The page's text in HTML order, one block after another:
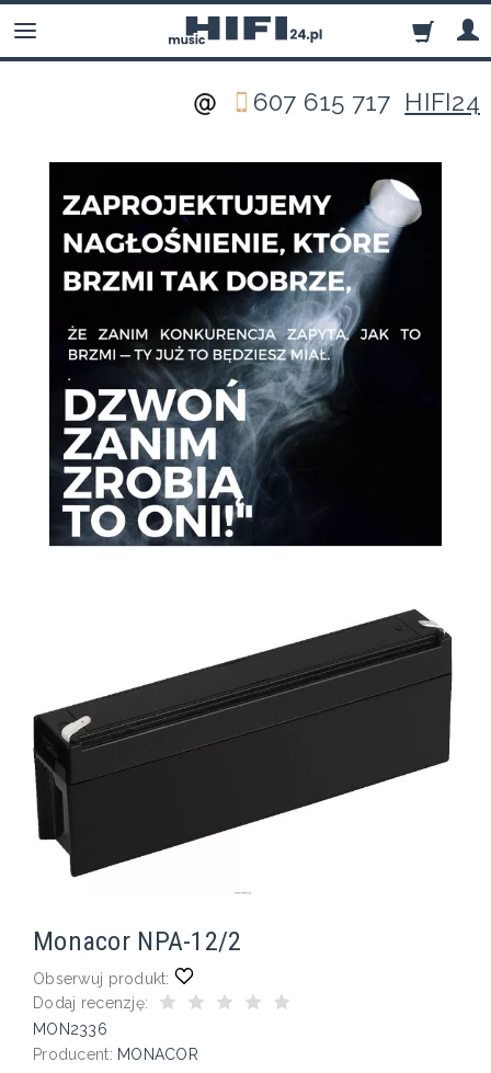
607 615 717 HIFI24
Monacor NPA-12/2
Obserwuj produkt:
Dodaj recenzję:
MON2336
Producent: MONACOR